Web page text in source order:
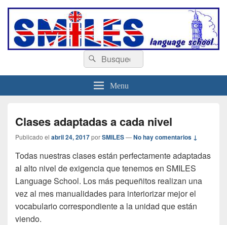
escuelasmiles.es
Buscar
por:
Buscar
Menu
Clases adaptadas a cada nivel
Publicado el abril 24, 2017porSMILES—No hay comentarios ↓
Todas nuestras clases están perfectamente adaptadas
al alto nivel de exigencia que tenemos en SMILES
Language School. Los más pequeñitos realizan una
vez al mes manualidades para interiorizar mejor el
vocabulario correspondiente a la unidad que están
viendo.